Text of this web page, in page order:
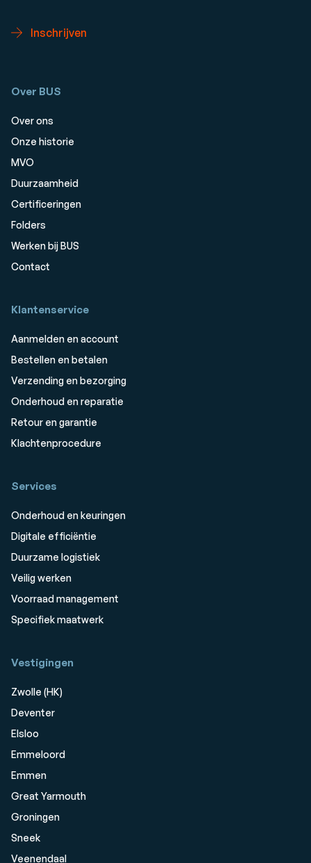
Inschrijven
Over BUS
Over ons
Onze historie
MVO
Duurzaamheid
Certificeringen
Folders
Werken bij BUS
Contact
Klantenservice
Aanmelden en account
Bestellen en betalen
Verzending en bezorging
Onderhoud en reparatie
Retour en garantie
Klachtenprocedure
Services
Onderhoud en keuringen
Digitale efficiëntie
Duurzame logistiek
Veilig werken
Voorraad management
Specifiek maatwerk
Vestigingen
Zwolle (HK)
Deventer
Elsloo
Emmeloord
Emmen
Great Yarmouth
Groningen
Sneek
Veenendaal